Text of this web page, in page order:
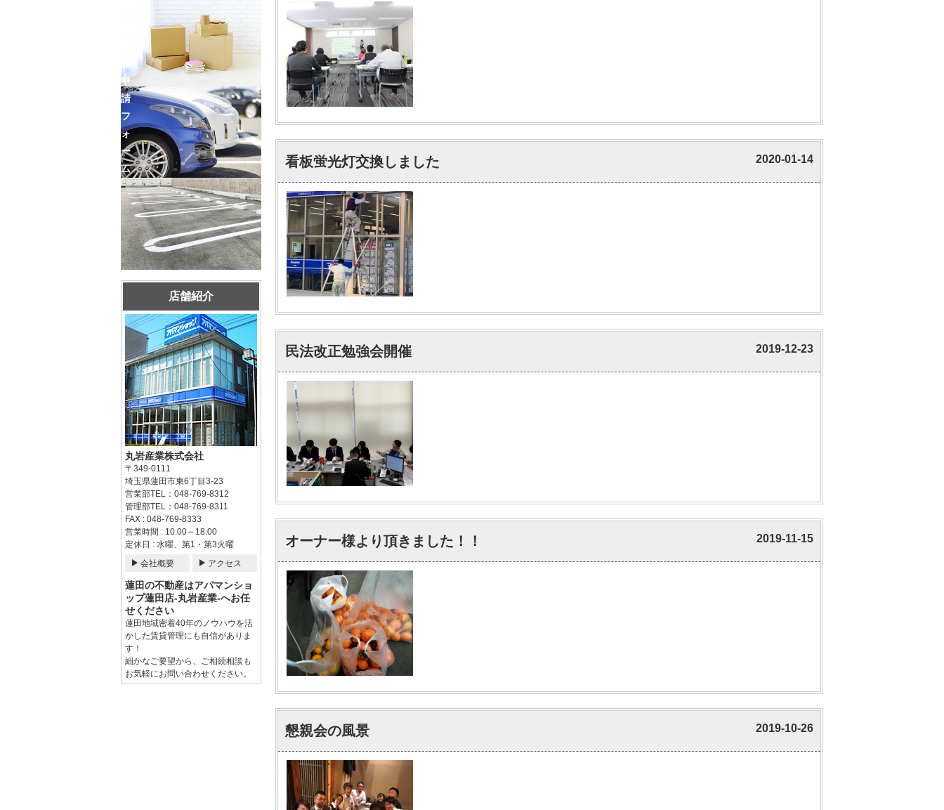
看板蛍光灯交換しました 2020-01-14
民法改正勉強会開催 2019-12-23
オーナー様より頂きました！！ 2019-11-15
懇親会の風景 2019-10-26
ム
申
請
フ
ォ
ー
ム
店舗紹介
丸岩産業株式会社
〒349-0111
埼玉県蓮田市東6丁目3-23
営業部TEL：048-769-8312
管理部TEL：048-769-8311
FAX : 048-769-8333
営業時間 : 10:00～18:00
定休日 : 水曜、第1・第3火曜
会社概要
アクセス
蓮田の不動産はアパマンショ
ップ蓮田店-丸岩産業-へお任
せください
蓮田地域密着40年のノウハウを活
かした賃貸管理にも自信がありま
す！
細かなご要望から、ご相続相談も
お気軽にお問い合わせください。